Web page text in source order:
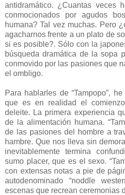
antidramático. ¿Cuantas veces
conmocionados por agudos
humana? Tal vez muchas. Pero
agacharnos frente a un plato de
si es posible?. Sólo con la
búsqueda dramática de la sopa
conmovido por las pasiones que
el ombligo.
Para hablarles de “Tampopo”,
que es en realidad el
deleite. La primera experiencia
de la alimentación humana.
de las pasiones del hombre a
hambre. Que nos lleva sin
inevitablemente termina
sumo placer, que es el sexo.
con extensas notas a pie de
autodenominado “noddle
escenas que recrean ceremonias